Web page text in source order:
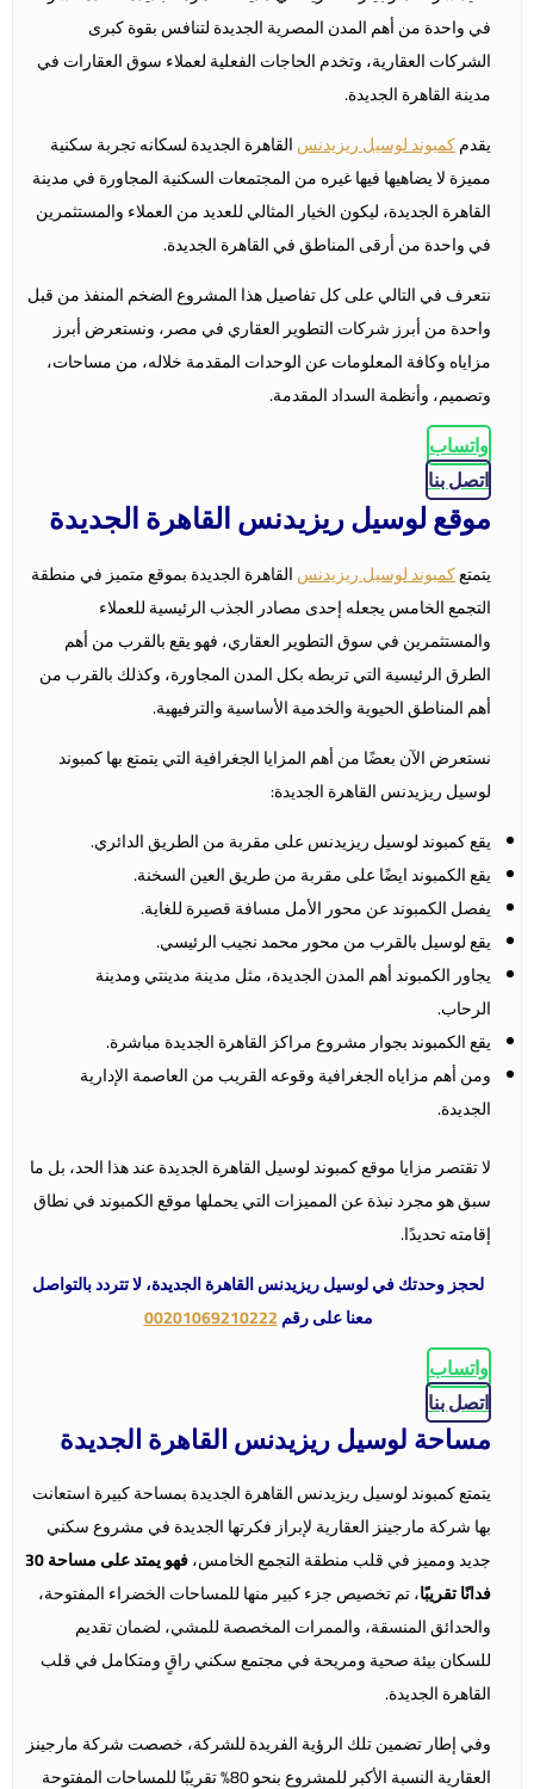
في واحدة من أهم المدن المصرية الجديدة لتنافس بقوة كبرى
الشركات العقارية، وتخدم الحاجات الفعلية لعملاء سوق العقارات في
مدينة القاهرة الجديدة.
يقدمكمبوند لوسيل ريزيدنسالقاهرة الجديدة لسكانه تجربة سكنية
مميزة لا يضاهيها فيها غيره من المجتمعات السكنية المجاورة في مدينة
القاهرة الجديدة، ليكون الخيار المثالي للعديد من العملاء والمستثمرين
في واحدة من أرقى المناطق في القاهرة الجديدة.
نتعرف في التالي على كل تفاصيل هذا المشروع الضخم المنفذ من قبل
واحدة من أبرز شركات التطوير العقاري في مصر، ونستعرض أبرز
مزاياه وكافة المعلومات عن الوحدات المقدمة خلاله، من مساحات،
وتصميم، وأنظمة السداد المقدمة.
واتساب
اتصل بنا
موقع لوسيل ريزيدنس القاهرة الجديدة
يتمتعكمبوند لوسيل ريزيدنسالقاهرة الجديدة بموقع متميز في منطقة
التجمع الخامس يجعله إحدى مصادر الجذب الرئيسية للعملاء
والمستثمرين في سوق التطوير العقاري، فهو يقع بالقرب من أهم
الطرق الرئيسية التي تربطه بكل المدن المجاورة، وكذلك بالقرب من
أهم المناطق الحيوية والخدمية الأساسية والترفيهية.
نستعرض الآن بعضًا من أهم المزايا الجغرافية التي يتمتع بها كمبوند
لوسيل ريزيدنس القاهرة الجديدة:
يقع كمبوند لوسيل ريزيدنس على مقربة من الطريق الدائري.
يقع الكمبوند ايضًا على مقربة من طريق العين السخنة.
يفصل الكمبوند عن محور الأمل مسافة قصيرة للغاية.
يقع لوسيل بالقرب من محور محمد نجيب الرئيسي.
يجاور الكمبوند أهم المدن الجديدة، مثل مدينة مدينتي ومدينة
الرحاب.
يقع الكمبوند بجوار مشروع مراكز القاهرة الجديدة مباشرة.
ومن أهم مزاياه الجغرافية وقوعه القريب من العاصمة الإدارية
الجديدة.
لا تقتصر مزايا موقع كمبوند لوسيل القاهرة الجديدة عند هذا الحد، بل ما
سبق هو مجرد نبذة عن المميزات التي يحملها موقع الكمبوند في نطاق
إقامته تحديدًا.
لحجز وحدتك في لوسيل ريزيدنس القاهرة الجديدة، لا تتردد بالتواصل
معنا على رقم00201069210222
واتساب
اتصل بنا
مساحة لوسيل ريزيدنس القاهرة الجديدة
يتمتع كمبوند لوسيل ريزيدنس القاهرة الجديدة بمساحة كبيرة استعانت
بها شركة مارجينز العقارية لإبراز فكرتها الجديدة في مشروع سكني
جديد ومميز في قلب منطقة التجمع الخامس،
فهو يمتد على مساحة 30
فدانًا تقريبًا، تم تخصيص جزء كبير منها للمساحات الخضراء المفتوحة،
والحدائق المنسقة، والممرات المخصصة للمشي، لضمان تقديم
للسكان بيئة صحية ومريحة في مجتمع سكني راقٍ ومتكامل في قلب
القاهرة الجديدة.
وفي إطار تضمين تلك الرؤية الفريدة للشركة، خصصت شركة مارجينز
العقارية النسبة الأكبر للمشروع بنحو 80% تقريبًا للمساحات المفتوحة